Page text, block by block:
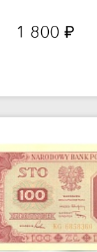
1 800 руб.